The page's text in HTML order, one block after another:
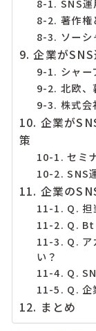
8-2. 著作権
8-3. ソーシ
9. 企業が
9-1. シャー
9-2. 北欧、
9-3. 株式会
10. 企業が
策
10-1. セミ
10-2. SNS
11. 企業の
11-1. Q. 担
11-2. Q.
11-3. Q. ア
い？
11-4. Q.
11-5. Q. 企
12. まとめ